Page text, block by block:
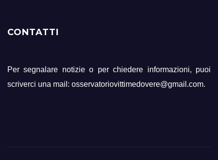
CONTATTI
Per segnalare notizie o per chiedere informazioni, puoi
scriverci una mail: osservatoriovittimedovere@gmail.com.